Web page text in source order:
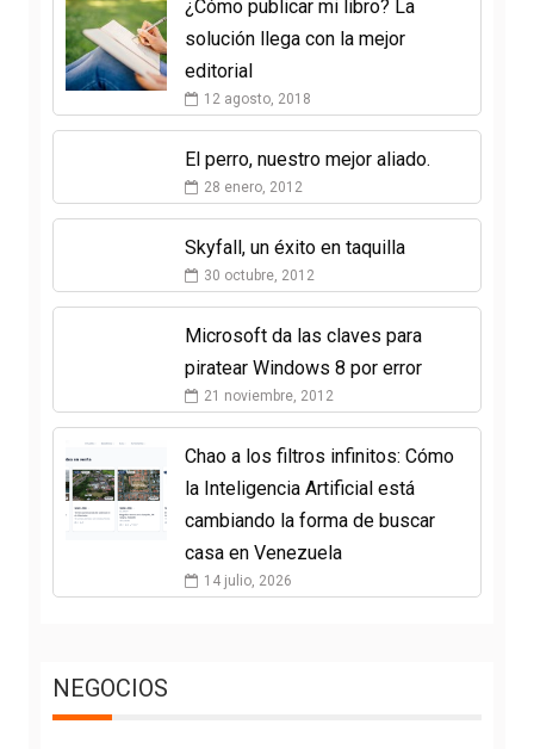
¿Cómo publicar mi libro? La
solución llega con la mejor
editorial
12 agosto, 2018
El perro, nuestro mejor aliado.
28 enero, 2012
Skyfall, un éxito en taquilla
30 octubre, 2012
Microsoft da las claves para
piratear Windows 8 por error
21 noviembre, 2012
Chao a los filtros infinitos: Cómo
la Inteligencia Artificial está
cambiando la forma de buscar
casa en Venezuela
14 julio, 2026
NEGOCIOS